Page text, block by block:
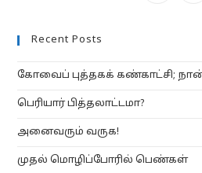
Recent Posts
கோவைப் புத்தகக் கண்காட்சி;
பெரியார் பித்தலாட்டமா?
அனைவரும் வருக!
முதல் மொழிப்போரில் பெண்கள்